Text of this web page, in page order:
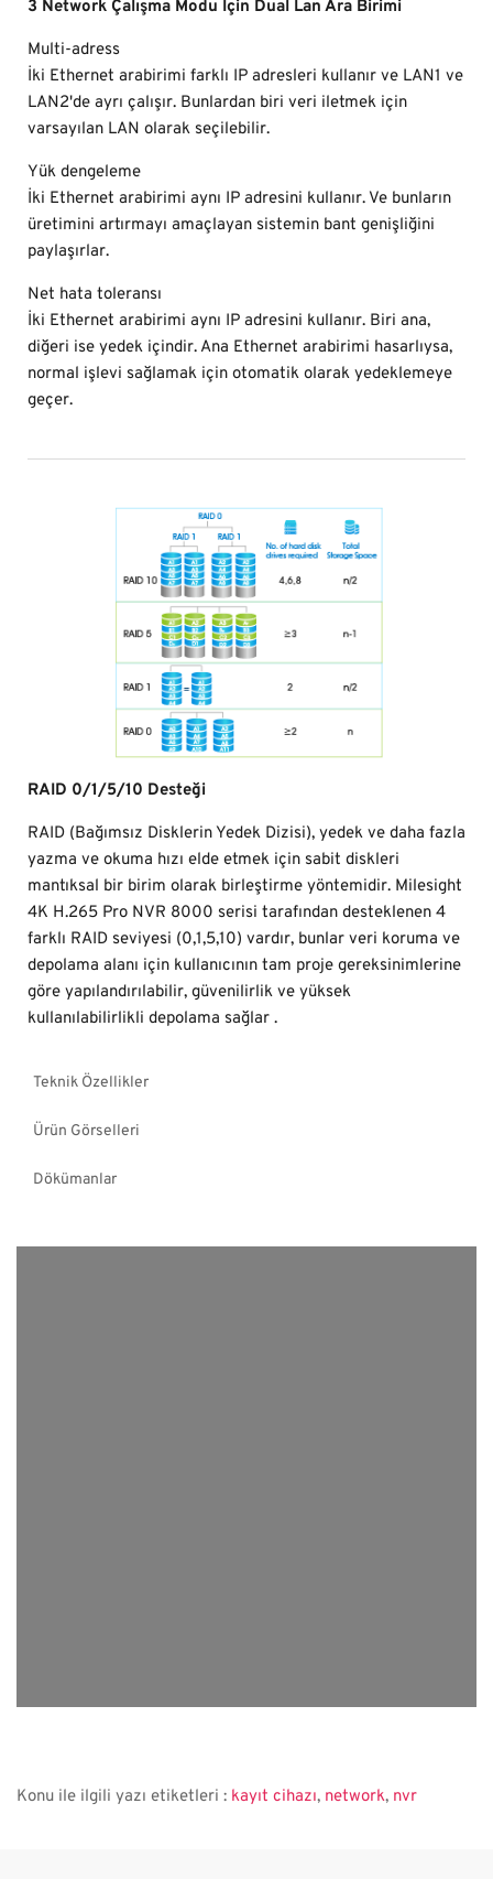
3 Network Çalışma Modu İçin Dual Lan Ara Birimi
Multi-adress
İki Ethernet arabirimi farklı IP adresleri kullanır ve LAN1 ve
LAN2'de ayrı çalışır. Bunlardan biri veri iletmek için
varsayılan LAN olarak seçilebilir.
Yük dengeleme
İki Ethernet arabirimi aynı IP adresini kullanır. Ve bunların
üretimini artırmayı amaçlayan sistemin bant genişliğini
paylaşırlar.
Net hata toleransı
İki Ethernet arabirimi aynı IP adresini kullanır. Biri ana,
diğeri ise yedek içindir. Ana Ethernet arabirimi hasarlıysa,
normal işlevi sağlamak için otomatik olarak yedeklemeye
geçer.
RAID 0/1/5/10 Desteği
RAID (Bağımsız Disklerin Yedek Dizisi), yedek ve daha fazla
yazma ve okuma hızı elde etmek için sabit diskleri
mantıksal bir birim olarak birleştirme yöntemidir. Milesight
4K H.265 Pro NVR 8000 serisi tarafından desteklenen 4
farklı RAID seviyesi (0,1,5,10) vardır, bunlar veri koruma ve
depolama alanı için kullanıcının tam proje gereksinimlerine
göre yapılandırılabilir, güvenilirlik ve yüksek
kullanılabilirlikli depolama sağlar .
Teknik Özellikler
Ürün Görselleri
Dökümanlar
Konu ile ilgili yazı etiketleri : kayıt cihazı, network, nvr